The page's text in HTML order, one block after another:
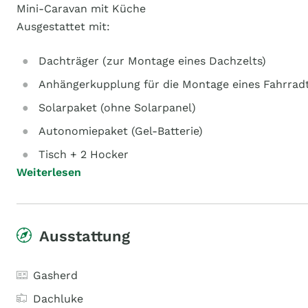
Mini-Caravan mit Küche
Ausgestattet mit:
Dachträger (zur Montage eines Dachzelts)
Anhängerkupplung für die Montage eines
Solarpaket (ohne Solarpanel)
Autonomiepaket (Gel-Batterie)
Tisch + 2 Hocker
Weiterlesen
Ausstattung
Gasherd
Dachluke